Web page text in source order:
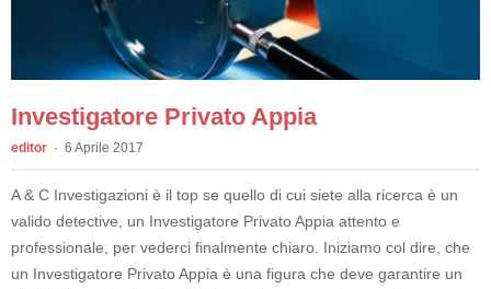
Investigatore Privato Appia
editor 6 Aprile 2017
A & C Investigazioni è il top se quello di cui siete alla ricerca è un
valido detective, un Investigatore Privato Appia attento e
professionale, per vederci finalmente chiaro. Iniziamo col dire, che
un Investigatore Privato Appia è una figura che deve garantire un